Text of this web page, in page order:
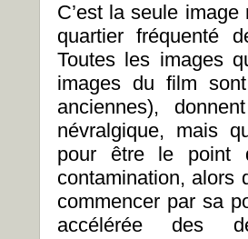
C’est la seule
quartier fréquenté
Toutes les images
images du film
anciennes),
névralgique, mais
pour être le point
contamination, alors
commencer par sa
accélérée des